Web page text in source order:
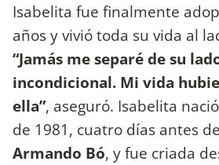
Isabelita fue finalmente
años y vivió toda su vida al
“Jamás me separé de su
incondicional. Mi vida
ella”, aseguró. Isabelita
de 1981, cuatro días antes
Armando Bó, y fue criada